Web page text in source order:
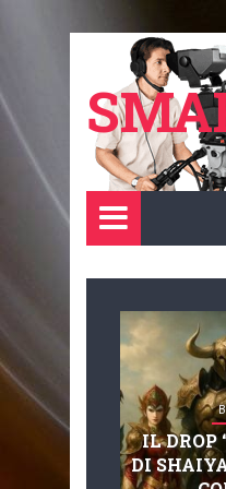
IL DROP
DI